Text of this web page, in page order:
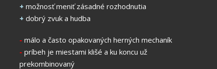
+ možnosť meniť zásadné rozhodnutia
+ dobrý zvuk a hudba
- málo a často opakovaných herných mechaník
- príbeh je miestami klišé a ku koncu už
prekombinovaný